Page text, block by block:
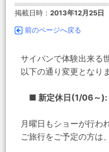
掲載日時： 2013年12月25日
前のページへ戻る
サイパンで体験出来る
以下の通り変更となり
■ 新定休日(1/06～):
月曜日もショーが行わ
ご旅行をご予定の方は